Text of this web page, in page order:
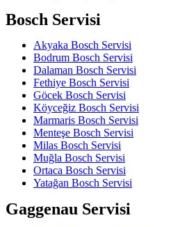
Bosch Servisi
Akyaka Bosch Servisi
Bodrum Bosch Servisi
Dalaman Bosch Servisi
Fethiye Bosch Servisi
Göcek Bosch Servisi
Köyceğiz Bosch Servisi
Marmaris Bosch Servisi
Menteşe Bosch Servisi
Milas Bosch Servisi
Muğla Bosch Servisi
Ortaca Bosch Servisi
Yatağan Bosch Servisi
Gaggenau Servisi